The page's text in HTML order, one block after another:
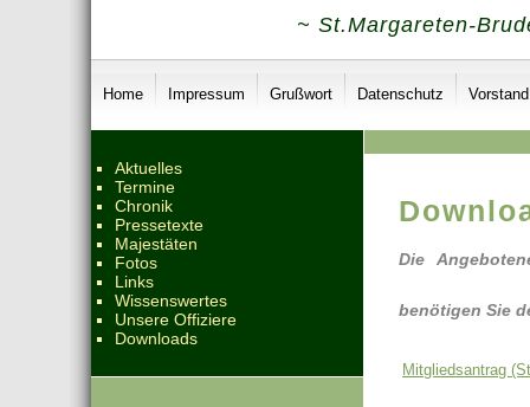
~ St.Margareten-
Home Impressum Grußwort Datenschutz Vorstand
Aktuelles
Termine
Chronik
Pressetexte
Majestäten
Fotos
Links
Wissenswertes
Unsere Offiziere
Downloads
Die
benötigen Sie
Mitgliedsantrag